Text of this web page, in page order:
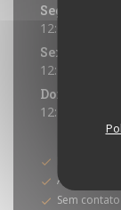
Seg
12:00 - 13:30
Sex
12:00 - 13:30
Domingo
12:00 - 13:30
Amex
Sem contato